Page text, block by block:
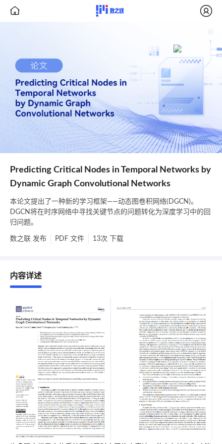
 
Predicting Critical Nodes in Temporal Networks by
Dynamic Graph Convolutional Networks
本论文提出了一种新的学习框架——动态图卷积网络(DGCN)。
DGCN将在时序网络中寻找关键节点的问题转化为深度学习中的回
归问题。
数之联 发布 PDF 文件 13次 下载
内容详述